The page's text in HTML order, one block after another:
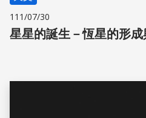
111/07/30
星星的誕生－恆星的形成